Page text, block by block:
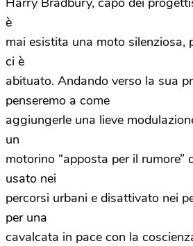
è
mai esistita una moto silenziosa,
ci è
abituato. Andando verso la sua
penseremo a come
aggiungerle una lieve
un
motorino “apposta per il rumore”
usato nei
percorsi urbani e disattivato nei
per una
cavalcata in pace con la